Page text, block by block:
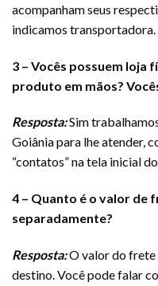
acompanham seus
indicamos transportadora.
3 – Vocês possuem loja
produto em mãos?
Resposta:Sim
Goiânia para lhe atender,
“contatos” na tela inicial
4 – Quanto é o valor de
separadamente?
Resposta:O valor do frete
destino. Você pode falar